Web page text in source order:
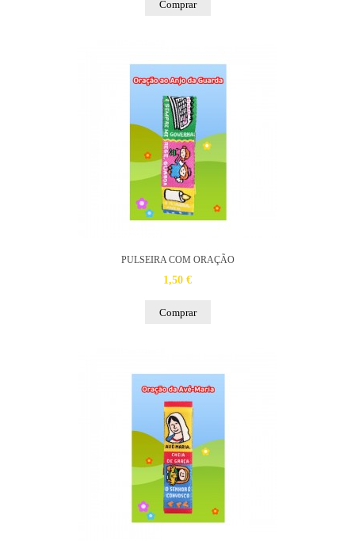
Comprar
PULSEIRA COM ORAÇÃO
1,50 €
Comprar